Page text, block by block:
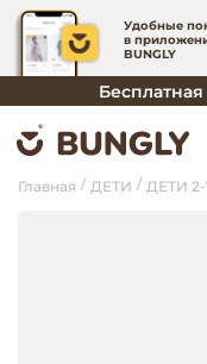
Удобные
в
BUNGLY
Главная ДЕТИ ДЕТИ